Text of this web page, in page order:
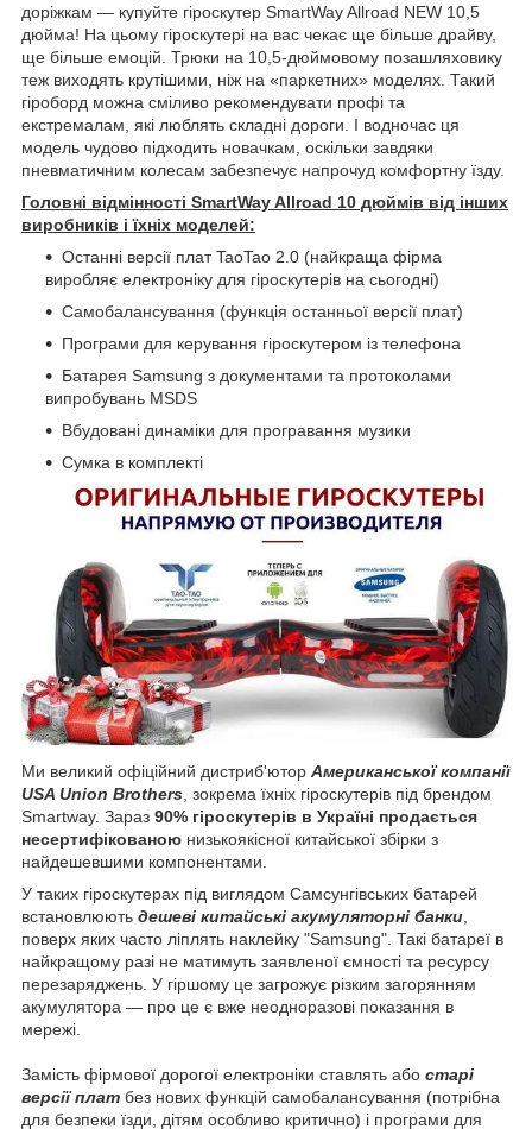
доріжкам — купуйте гіроскутер SmartWay Allroad NEW 10,5
дюйма! На цьому гіроскутері на вас чекає ще більше драйву,
ще більше емоцій. Трюки на 10,5-дюймовому позашляховику
теж виходять крутішими, ніж на «паркетних» моделях. Такий
гіроборд можна сміливо рекомендувати профі та
екстремалам, які люблять складні дороги. І водночас ця
модель чудово підходить новачкам, оскільки завдяки
пневматичним колесам забезпечує напрочуд комфортну їзду.
Головні відмінності SmartWay Allroad 10 дюймів від інших
виробників і їхніх моделей:
Останні версії плат TaoTao 2.0 (найкраща фірма
виробляє електроніку для гіроскутерів на сьогодні)
Самобалансування (функція останньої версії плат)
Програми для керування гіроскутером із телефона
Батарея Samsung з документами та протоколами
випробувань MSDS
Вбудовані динаміки для програвання музики
Сумка в комплекті
Ми великий офіційний дистриб'ютор Американської компанії
USA Union Brothers, зокрема їхніх гіроскутерів під брендом
Smartway. Зараз 90% гіроскутерів в Україні продається
несертифікованою низькоякісної китайської збірки з
найдешевшими компонентами.
У таких гіроскутерах під виглядом Самсунгівських батарей
встановлюють дешеві китайські акумуляторні банки,
поверх яких часто ліплять наклейку "Samsung". Такі батареї в
найкращому разі не матимуть заявленої ємності та ресурсу
перезаряджень. У гіршому це загрожує різким загорянням
акумулятора — про це є вже неодноразові показання в
мережі.
Замість фірмової дорогої електроніки ставлять або старі
версії плат без нових функцій самобалансування (потрібна
для безпеки їзди, дітям особливо критично) і програми для